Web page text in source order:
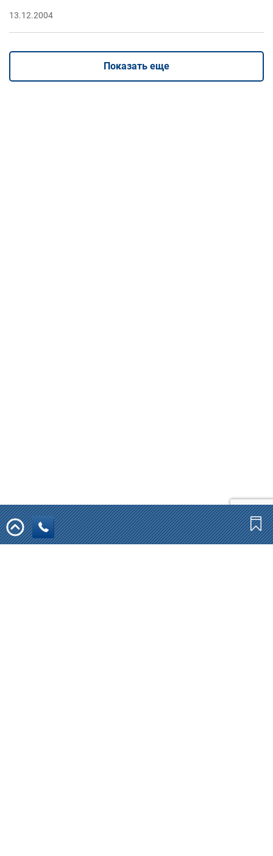
13.12.2004
Показать еще